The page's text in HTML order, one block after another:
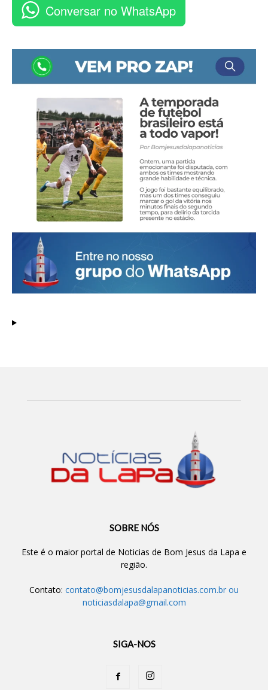
Conversar no WhatsApp
SOBRE NÓS
Este é o maior portal de Noticias de Bom Jesus da Lapa e
região.
Contato: contato@bomjesusdalapanoticias.com.br ou
noticiasdalapa@gmail.com
SIGA-NOS